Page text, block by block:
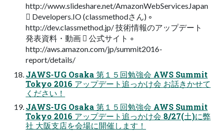
http://www.slideshare.net/AmazonWebServicesJapan
 Developers.IO (classmethodさん) ◦
http://dev.classmethod.jp/ 技術情報のアップデート
発表資料・動画  公式サイト ◦
http://aws.amazon.com/jp/summit2016-
report/details/
JAWS-UG Osaka 第１５回勉強会 AWS Summit
Tokyo 2016 アップデート追っかけ会 お話きかせて
ください！
JAWS-UG Osaka 第１５回勉強会 AWS Summit
Tokyo 2016 アップデート追っかけ会 8/27(土)に弊
社 大阪支店を会場に開催します！